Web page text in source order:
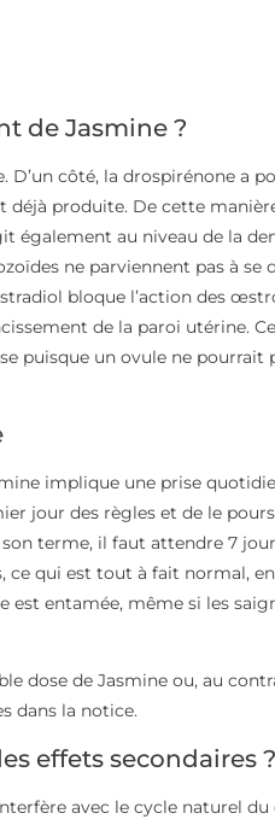
de Jasmine ?
D’un côté, la drospirénone a
déjà produite. De cette
également au niveau de la
ne parviennent pas à se
bloque l’action des
de la paroi utérine.
puisque un ovule ne pourrait
implique une prise
jour des règles et de le
terme, il faut attendre 7
ce qui est tout à fait normal,
est entamée, même si les
dose de Jasmine ou, au
dans la notice.
effets secondaires ?
avec le cycle naturel du